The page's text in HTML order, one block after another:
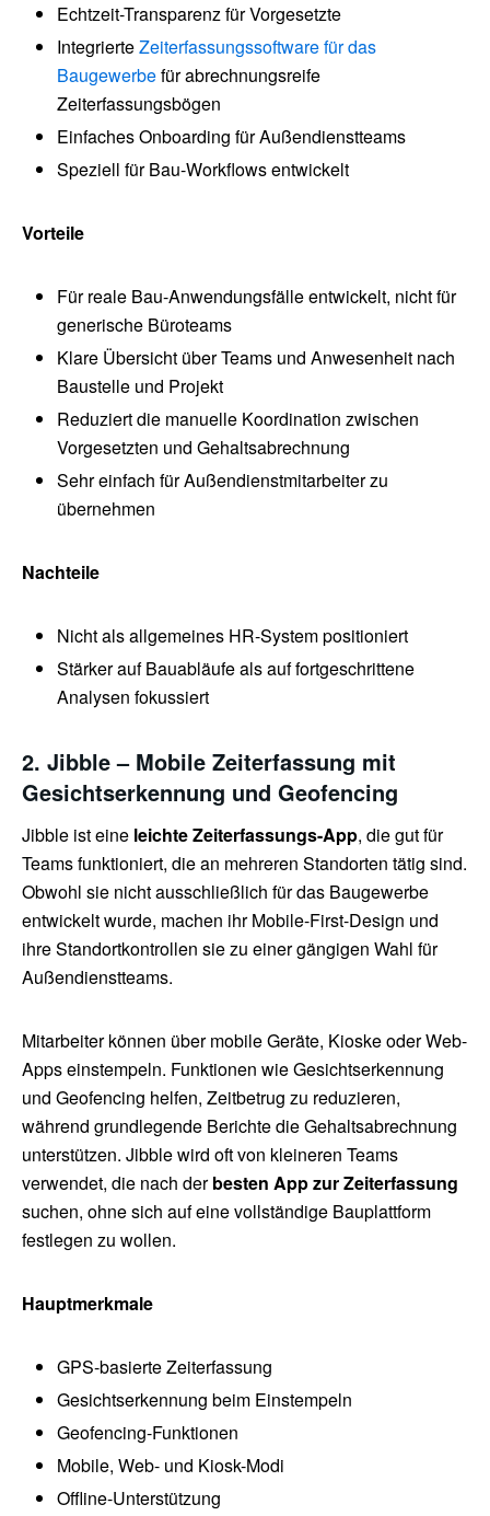
Echtzeit-Transparenz für Vorgesetzte
IntegrierteZeiterfassungssoftware für das
Baugewerbefür abrechnungsreife
Zeiterfassungsbögen
Einfaches Onboarding für Außendienstteams
Speziell für Bau-Workflows entwickelt
Vorteile
Für reale Bau-Anwendungsfälle entwickelt, nicht für
generische Büroteams
Klare Übersicht über Teams und Anwesenheit nach
Baustelle und Projekt
Reduziert die manuelle Koordination zwischen
Vorgesetzten und Gehaltsabrechnung
Sehr einfach für Außendienstmitarbeiter zu
übernehmen
Nachteile
Nicht als allgemeines HR-System positioniert
Stärker auf Bauabläufe als auf fortgeschrittene
Analysen fokussiert
2. Jibble – Mobile Zeiterfassung mit
Gesichtserkennung und Geofencing
Jibble ist eine leichte Zeiterfassungs-App, die gut für
Teams funktioniert, die an mehreren Standorten tätig sind.
Obwohl sie nicht ausschließlich für das Baugewerbe
entwickelt wurde, machen ihr Mobile-First-Design und
ihre Standortkontrollen sie zu einer gängigen Wahl für
Außendienstteams.
Mitarbeiter können über mobile Geräte, Kioske oder Web-
Apps einstempeln. Funktionen wie Gesichtserkennung
und Geofencing helfen, Zeitbetrug zu reduzieren,
während grundlegende Berichte die Gehaltsabrechnung
unterstützen. Jibble wird oft von kleineren Teams
verwendet, die nach derbesten App zur Zeiterfassung
suchen, ohne sich auf eine vollständige Bauplattform
festlegen zu wollen.
Hauptmerkmale
GPS-basierte Zeiterfassung
Gesichtserkennung beim Einstempeln
Geofencing-Funktionen
Mobile, Web- und Kiosk-Modi
Offline-Unterstützung